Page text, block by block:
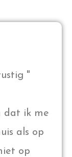
"
dat ik me
als op
op